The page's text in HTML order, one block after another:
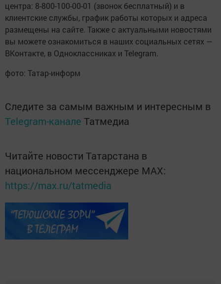
центра: 8-800-100-00-01 (звонок бесплатный) и в
клиентские службы, график работы которых и адреса
размещены на сайте. Также с актуальными новостями
вы можете ознакомиться в наших социальных сетях —
ВКонтакте, в Одноклассниках и Telegram.
фото: Татар-информ
Следите за самым важным и интересным в
Telegram-канале Татмедиа
Читайте новости Татарстана в
национальном мессенджере MАХ:
https://max.ru/tatmedia